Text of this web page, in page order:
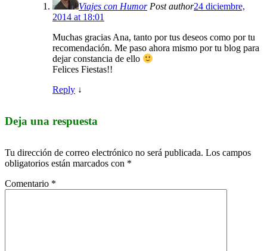
Viajes con Humor Post author24 diciembre,
2014 at 18:01
Muchas gracias Ana, tanto por tus deseos como por tu
recomendación. Me paso ahora mismo por tu blog para
dejar constancia de ello
Felices Fiestas!!
Reply ↓
Deja una respuesta
Tu dirección de correo electrónico no será publicada. Los campos
obligatorios están marcados con *
Comentario *